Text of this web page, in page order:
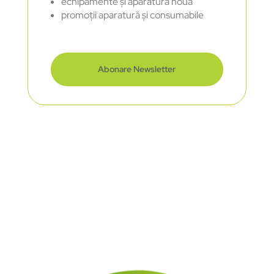
promoții aparatură și consumabile
Abonare Newsletter